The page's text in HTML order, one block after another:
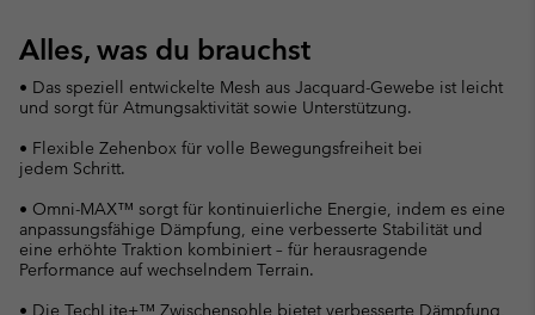
Alles, was du brauchst
• Das speziell entwickelte Mesh aus Jacquard-Gewebe ist leicht
und sorgt für Atmungsaktivität sowie Unterstützung.
• Flexible Zehenbox für volle Bewegungsfreiheit bei
jedem Schritt.
• Omni-MAX™ sorgt für kontinuierliche Energie, indem es eine
anpassungsfähige Dämpfung, eine verbesserte Stabilität und
eine erhöhte Traktion kombiniert – für herausragende
Performance auf wechselndem Terrain.
• Die TechLite+™ Zwischensohle bietet verbesserte Dämpfung,